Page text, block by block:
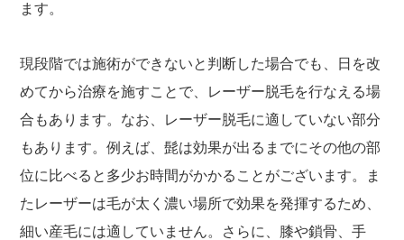
ます。
現段階では施術ができないと判断した場合でも、日を改
めてから治療を施すことで、レーザー脱毛を行なえる場
合もあります。なお、レーザー脱毛に適していない部分
もあります。例えば、髭は効果が出るまでにその他の部
位に比べると多少お時間がかかることがございます。ま
たレーザーは毛が太く濃い場所で効果を発揮するため、
細い産毛には適していません。さらに、膝や鎖骨、手